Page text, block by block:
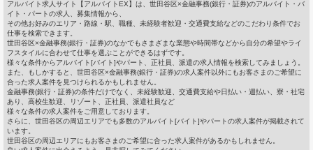
アルバイト求人サイト【アルバイトEX】は、世田谷区×金融事務(銀行・証券)のアルバイト・バ
イト・パートの求人、募集情報から、
その他お好みのエリア・路線・駅、職種、未経験者歓迎・交通費支給などのこだわり条件でお
仕事を検索できます。
世田谷区×金融事務(銀行・証券)のなかでもさまざまな業態や時間帯などから自分の希望やライ
フスタイルに合わせて仕事を選ぶことができるはずです。
様々な条件からアルバイト[バイト]やパート、正社員、派遣の求人情報を検索してみましょう。
また、もしかすると、世田谷区×金融事務(銀行・証券)の求人案件以外にもお客さまのご希望に
合った求人案件を見つけられるかもしれません。
金融事務(銀行・証券)の条件だけでなく、未経験歓迎、交通費支給や日払い・週払い、寮・社宅
あり、高校生歓迎、リゾート、正社員、派遣社員など
様々な条件の求人案件をご用意しております。
さらに、世田谷区の周辺エリアでも多数のアルバイト[バイト]やパートの求人案件が掲載されて
います。
世田谷区の周辺エリアにもお客さまのご希望に合った求人案件があるかもしれません。